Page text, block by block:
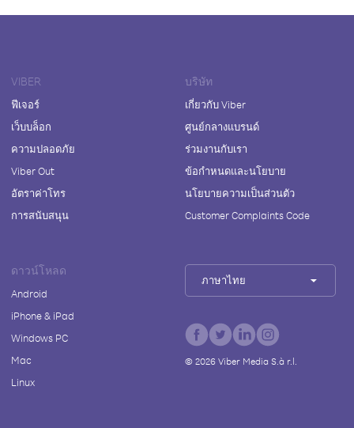
VIBER
ฟีเจอร์
เว็บบล็อก
ความปลอดภัย
Viber Out
อัตราค่าโทร
การสนับสนุน
บริษัท
เกี่ยวกับ Viber
ศูนย์กลางแบรนด์
ร่วมงานกับเรา
ข้อกำหนดและนโยบาย
นโยบายความเป็นส่วนตัว
Customer Complaints Code
ดาวน์โหลด
Android
iPhone & iPad
Windows PC
Mac
Linux
ภาษาไทย
© 2026Viber Media S.à r.l.